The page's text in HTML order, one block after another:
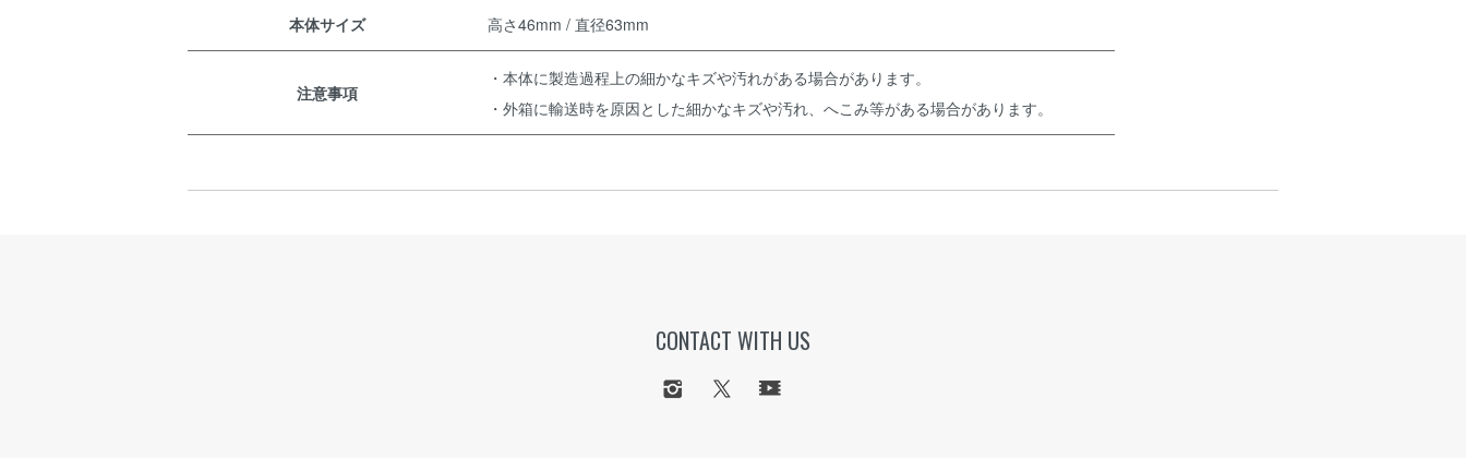
本体サイズ 高さ46mm / 直径63mm
注意事項
・本体に製造過程上の細かなキズや汚れがある場合があります。
・外箱に輸送時を原因とした細かなキズや汚れ、へこみ等がある場合があります。
CONTACT WITH US